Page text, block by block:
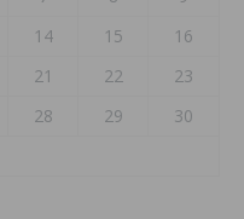
14 15
16
21 22
23
28 29
30